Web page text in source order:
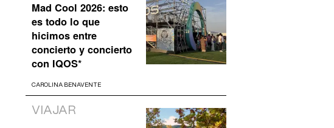
Mad Cool 2026: esto
es todo lo que
hicimos entre
concierto y concierto
con IQOS*
CAROLINA BENAVENTE
VIAJAR